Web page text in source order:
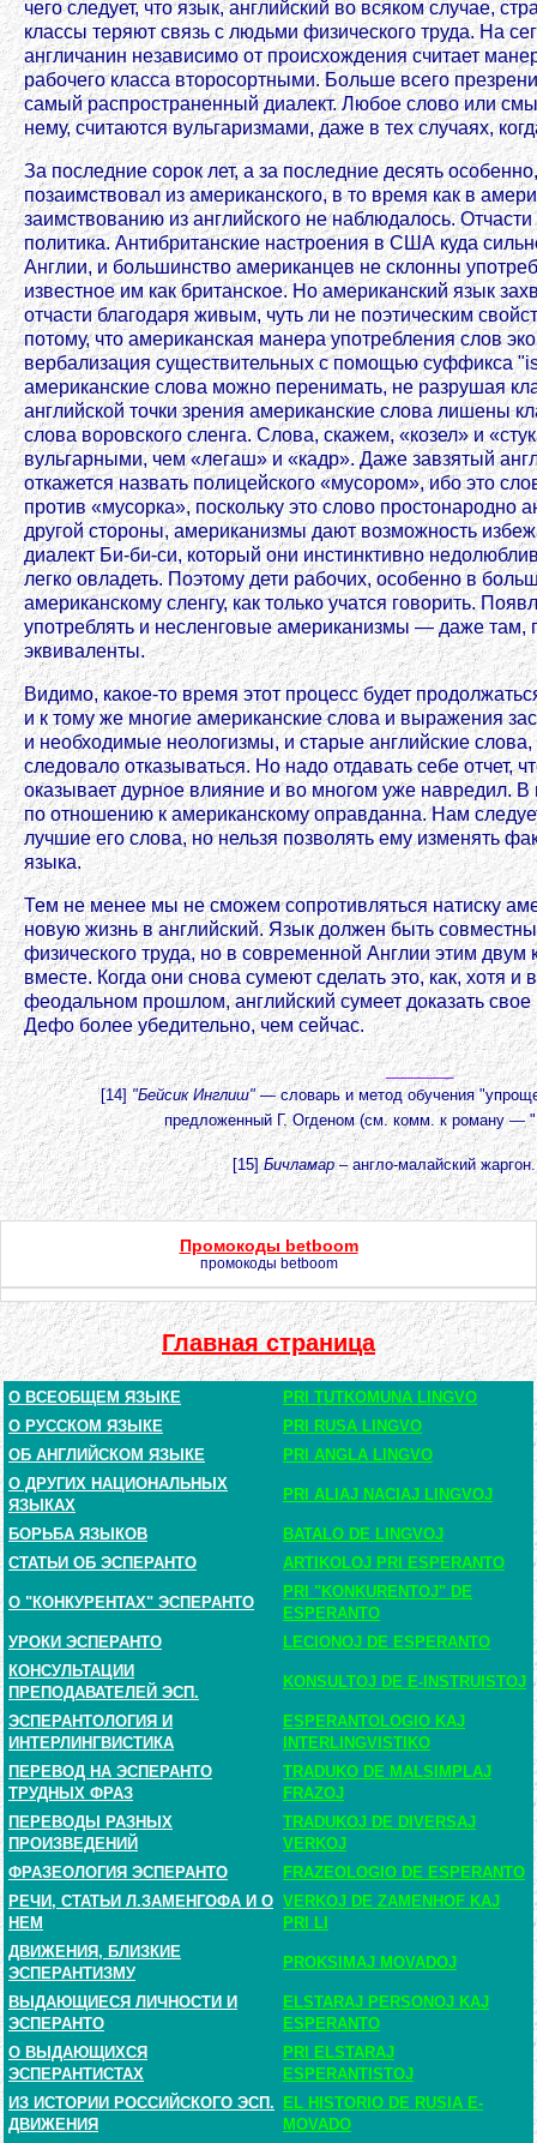
чего следует, что язык, английский во всяком случае,
классы теряют связь с людьми физического труда. На
англичанин независимо от происхождения считает
рабочего класса второсортными. Больше всего
самый распространенный диалект. Любое слово или
нему, считаются вульгаризмами, даже в тех случаях,
За последние сорок лет, а за последние десять
позаимствовал из американского, в то время как в
заимствованию из английского не наблюдалось.
политика. Антибританские настроения в США куда
Англии, и большинство американцев не склонны
известное им как британское. Но американский язык
отчасти благодаря живым, чуть ли не поэтическим
потому, что американская манера употребления слов
вербализация существительных с помощью суффикса
американские слова можно перенимать, не разрушая
английской точки зрения американские слова лишены
слова воровского сленга. Слова, скажем, «козел» и
вульгарными, чем «легаш» и «кадр». Даже завзятый
откажется назвать полицейского «мусором», ибо это
против «мусорка», поскольку это слово простонародно
другой стороны, американизмы дают возможность
диалект Би-би-си, который они инстинктивно
легко овладеть. Поэтому дети рабочих, особенно в
американскому сленгу, как только учатся говорить.
употреблять и несленговые американизмы — даже там,
эквиваленты.
Видимо, какое-то время этот процесс будет
и к тому же многие американские слова и выражения
и необходимые неологизмы, и старые английские
следовало отказываться. Но надо отдавать себе отчет,
оказывает дурное влияние и во многом уже навредил.
по отношению к американскому оправданна. Нам
лучшие его слова, но нельзя позволять ему изменять
языка.
Тем не менее мы не сможем сопротивляться натиску
новую жизнь в английский. Язык должен быть
физического труда, но в современной Англии этим двум
вместе. Когда они снова сумеют сделать это, как, хотя
феодальном прошлом, английский сумеет доказать
Дефо более убедительно, чем сейчас.
________
[14] "Бейсик Инглиш"— словарь и метод обучения
предложенный Г. Огденом (см. комм. к роману —
[15]Бичламар– англо-малайский
Промокоды betboom
промокоды betboom
Главная страница
О ВСЕОБЩЕМ ЯЗЫКЕ
PRI TUTKOMUNA LINGVO
О РУССКОМ ЯЗЫКЕ
PRI RUSA LINGVO
ОБ АНГЛИЙСКОМ ЯЗЫКЕ
PRI ANGLA LINGVO
О ДРУГИХ НАЦИОНАЛЬНЫХ
ЯЗЫКАХ
PRI ALIAJ NACIAJ LINGVOJ
БОРЬБА ЯЗЫКОВ
BATALO DE LINGVOJ
СТАТЬИ ОБ ЭСПЕРАНТО
ARTIKOLOJ PRI ESPERANTO
О "КОНКУРЕНТАХ" ЭСПЕРАНТО
PRI "KONKURENTOJ" DE
ESPERANTO
УРОКИ ЭСПЕРАНТО
LECIONOJ DE ESPERANTO
КОНСУЛЬТАЦИИ
ПРЕПОДАВАТЕЛЕЙ ЭСП.
KONSULTOJ DE E-INSTRUISTOJ
ЭСПЕРАНТОЛОГИЯ И
ИНТЕРЛИНГВИСТИКА
ESPERANTOLOGIO KAJ
INTERLINGVISTIKO
ПЕРЕВОД НА ЭСПЕРАНТО
ТРУДНЫХ ФРАЗ
TRADUKO DE MALSIMPLAJ
FRAZOJ
ПЕРЕВОДЫ РАЗНЫХ
ПРОИЗВЕДЕНИЙ
TRADUKOJ DE DIVERSAJ
VERKOJ
ФРАЗЕОЛОГИЯ ЭСПЕРАНТО
FRAZEOLOGIO DE ESPERANTO
РЕЧИ, СТАТЬИ Л.ЗАМЕНГОФА И О
НЕМ
VERKOJ DE ZAMENHOF KAJ
PRI LI
ДВИЖЕНИЯ, БЛИЗКИЕ
ЭСПЕРАНТИЗМУ
PROKSIMAJ MOVADOJ
ВЫДАЮЩИЕСЯ ЛИЧНОСТИ И
ЭСПЕРАНТО
ELSTARAJ PERSONOJ KAJ
ESPERANTO
О ВЫДАЮЩИХСЯ
ЭСПЕРАНТИСТАХ
PRI ELSTARAJ
ESPERANTISTOJ
ИЗ ИСТОРИИ РОССИЙСКОГО ЭСП.
ДВИЖЕНИЯ
EL HISTORIO DE RUSIA E-
MOVADO